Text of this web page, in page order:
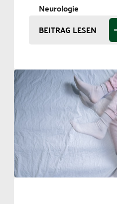
Neurologie
BEITRAG LESEN